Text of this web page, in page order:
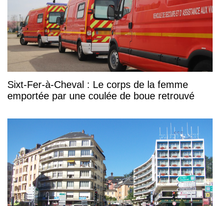
Sixt-Fer-à-Cheval : Le corps de la femme
emportée par une coulée de boue retrouvé